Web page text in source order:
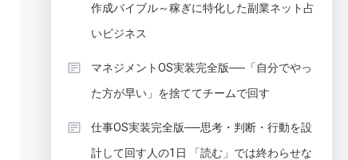
作成バイブル～稼ぎに特化した副業ネット占
いビジネス
マネジメントOS実装完全版──「自分でやっ
た方が早い」を捨ててチームで回す
仕事OS実装完全版──思考・判断・行動を設
計して回す人の1日 「読む」では終わらせな